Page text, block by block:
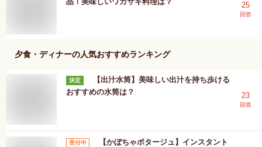
25
回答
夕食・ディナーの人気おすすめランキング
決定
【出汁水筒】美味しい出汁を持ち歩ける
おすすめの水筒は？
23
回答
受付中
【かぼちゃポタージュ】インスタント